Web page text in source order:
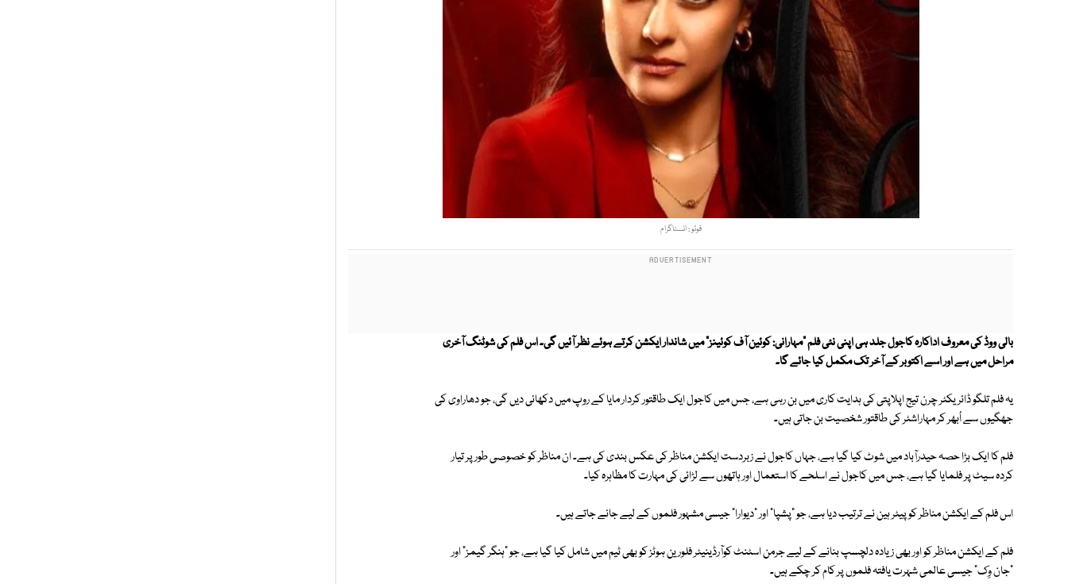
فوٹو : انسٹاگرام
بالی ووڈ کی معروف اداکارہ کاجول جلد ہی اپنی نئی فلم "مہارانی: کوئین آف کوئینز" میں شاندار ایکشن کرتے ہوئے نظر آئیں گی۔ اس فلم کی شوٹنگ آخری
مراحل میں ہے اور اسے اکتوبر کے آخر تک مکمل کیا جائے گا۔
یہ فلم تلگو ڈائریکٹر چرن تیج اپلاپتی کی ہدایت کاری میں بن رہی ہے، جس میں کاجول ایک طاقتور کردار مایا کے روپ میں دکھائی دیں گی، جو دھاراوی کی
جھگیوں سے اُبھر کر مہاراشٹر کی طاقتور شخصیت بن جاتی ہیں۔
فلم کا ایک بڑا حصہ حیدرآباد میں شوٹ کیا گیا ہے، جہاں کاجول نے زبردست ایکشن مناظر کی عکس بندی کی ہے۔ ان مناظر کو خصوصی طور پر تیار
کردہ سیٹ پر فلمایا گیا ہے، جس میں کاجول نے اسلحے کا استعمال اور ہاتھوں سے لڑائی کی مہارت کا مظاہرہ کیا۔
اس فلم کے ایکشن مناظر کو پیٹر ہین نے ترتیب دیا ہے، جو "پشپا" اور "دیوارا" جیسی مشہور فلموں کے لیے جانے جاتے ہیں۔
فلم کے ایکشن مناظر کو اور بھی زیادہ دلچسپ بنانے کے لیے جرمن اسٹنٹ کوآرڈینیٹر فلورین ہوٹز کو بھی ٹیم میں شامل کیا گیا ہے، جو "ہنگر گیمز" اور
"جان وِک" جیسی عالمی شہرت یافتہ فلموں پر کام کر چکے ہیں۔